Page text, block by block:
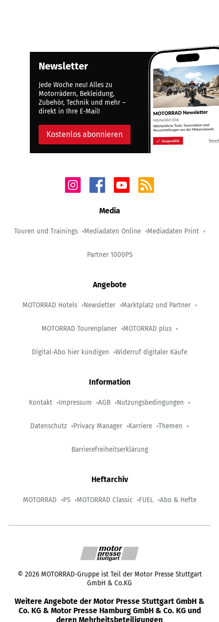
Newsletter
Jede Woche neu! Alles zu
Motorrädern, Bekleidung,
Zubehör, Technik und mehr –
direkt in Ihre E-Mail!
Kostenlos abonnieren
Media
Touren und Trainings Mediadaten Online Mediadaten Print
Partner 1000PS
Angebote
MOTORRAD Hotels Newsletter Marktplatz und Partner
MOTORRAD Tourenplaner MOTORRAD plus
Digital-Abo hier kündigen Widerruf digitaler Käufe
Information
Kontakt Impressum AGB Nutzungsbedingungen
Datenschutz Privacy Manager Karriere Themen
Barrierefreiheitserklärung
Heftarchiv
MOTORRAD PS MOTORRAD Classic FUEL Abo & Hefte
© 2026 MOTORRAD-Gruppe ist Teil der Motor Presse Stuttgart
GmbH & Co.KG
Weitere Angebote der Motor Presse Stuttgart GmbH &
Co. KG & Motor Presse Hamburg GmbH & Co. KG und
deren Mehrheitsbeteiligungen